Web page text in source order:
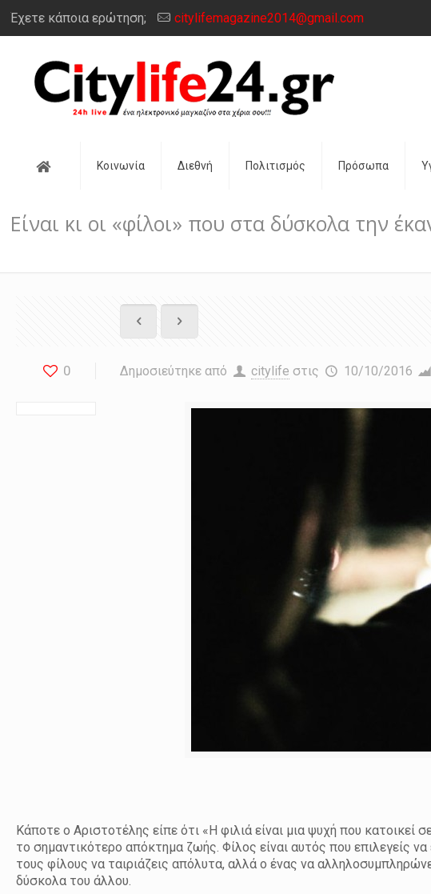
Έχετε κάποια ερώτηση; citylifemagazine2014@gmail.com
Αρχική Κοινωνία Διεθνή Πολιτισμός Πρόσωπα
Είναι κι οι «φίλοι» που στα δύσκολα την
0 Δημοσιεύτηκε από citylife στις 10/10/2016
Κάποτε ο Αριστοτέλης είπε ότι «Η φιλιά είναι μια ψυχή που
το σημαντικότερο απόκτημα ζωής. Φίλος είναι αυτός που επιλεγείς
τους φίλους να ταιριάζεις απόλυτα, αλλά ο ένας να
δύσκολα του άλλου.